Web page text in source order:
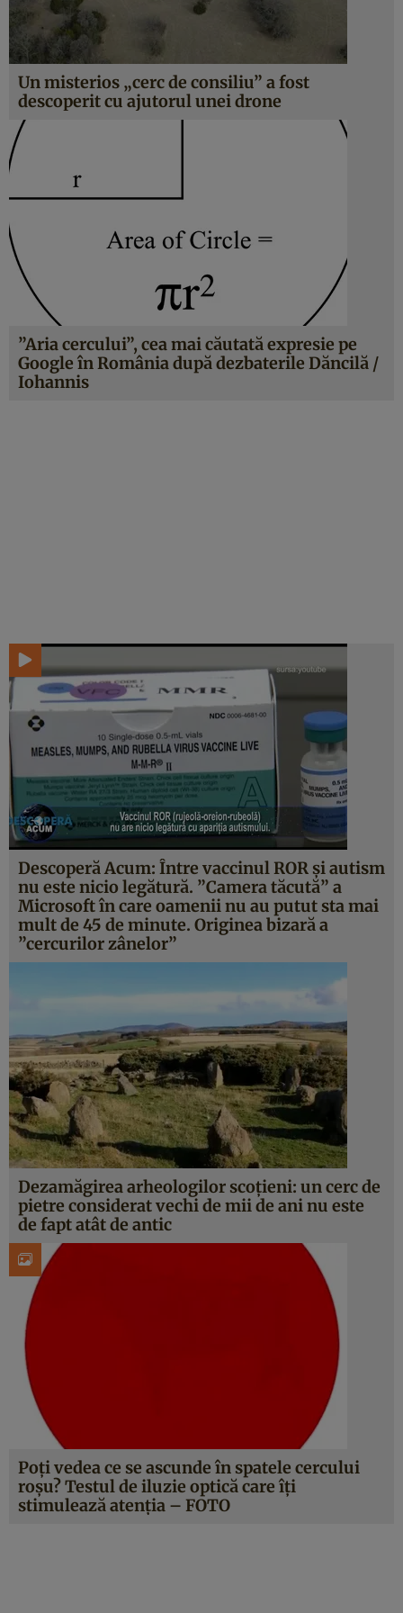
Un misterios „cerc de consiliu” a fost
descoperit cu ajutorul unei drone
”Aria cercului”, cea mai căutată expresie pe
Google în România după dezbaterile Dăncilă /
Iohannis
Descoperă Acum: Între vaccinul ROR şi autism
nu este nicio legătură. ”Camera tăcută” a
Microsoft în care oamenii nu au putut sta mai
mult de 45 de minute. Originea bizară a
”cercurilor zânelor”
Dezamăgirea arheologilor scoţieni: un cerc de
pietre considerat vechi de mii de ani nu este
de fapt atât de antic
Poţi vedea ce se ascunde în spatele cercului
roşu? Testul de iluzie optică care îţi
stimulează atenţia – FOTO